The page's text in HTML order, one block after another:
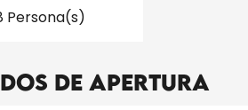
Persona(s)
de apertura